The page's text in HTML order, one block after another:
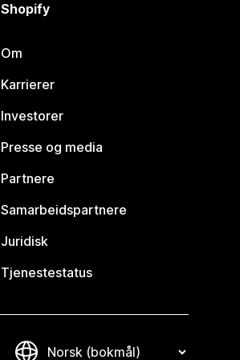
Shopify
Om
Karrierer
Investorer
Presse og media
Partnere
Samarbeidspartnere
Juridisk
Tjenestestatus